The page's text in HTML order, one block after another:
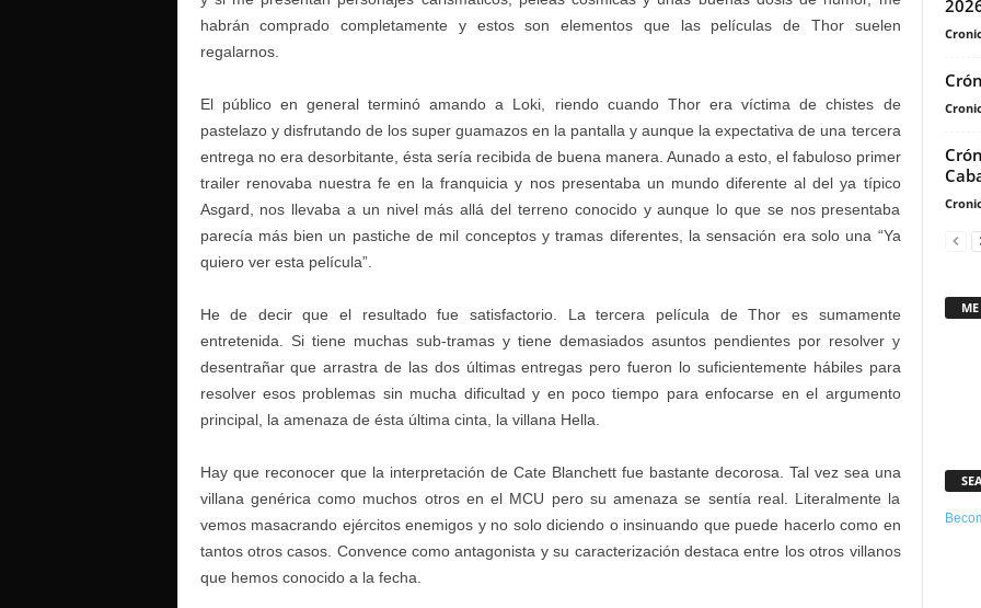
habrán comprado completamente y estos son elementos que las películas de Thor suelen
regalarnos.
El público en general terminó amando a Loki, riendo cuando Thor era víctima de chistes de
pastelazo y disfrutando de los super guamazos en la pantalla y aunque la expectativa de una tercera
entrega no era desorbitante, ésta sería recibida de buena manera. Aunado a esto, el fabuloso primer
trailer renovaba nuestra fe en la franquicia y nos presentaba un mundo diferente al del ya típico
Asgard, nos llevaba a un nivel más allá del terreno conocido y aunque lo que se nos presentaba
parecía más bien un pastiche de mil conceptos y tramas diferentes, la sensación era solo una “Ya
quiero ver esta película”.
He de decir que el resultado fue satisfactorio. La tercera película de Thor es sumamente
entretenida. Si tiene muchas sub-tramas y tiene demasiados asuntos pendientes por resolver y
desentrañar que arrastra de las dos últimas entregas pero fueron lo suficientemente hábiles para
resolver esos problemas sin mucha dificultad y en poco tiempo para enfocarse en el argumento
principal, la amenaza de ésta última cinta, la villana Hella.
Hay que reconocer que la interpretación de Cate Blanchett fue bastante decorosa. Tal vez sea una
villana genérica como muchos otros en el MCU pero su amenaza se sentía real. Literalmente la
vemos masacrando ejércitos enemigos y no solo diciendo o insinuando que puede hacerlo como en
tantos otros casos. Convence como antagonista y su caracterización destaca entre los otros villanos
que hemos conocido a la fecha.